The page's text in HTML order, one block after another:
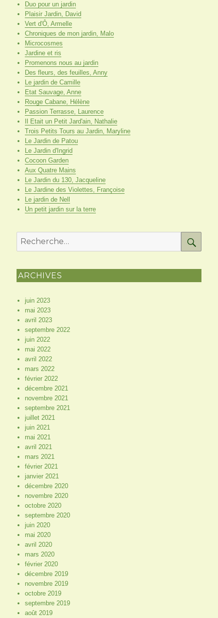
Duo pour un jardin
Plaisir Jardin, David
Vert d'Ô, Armelle
Chroniques de mon jardin, Malo
Microcosmes
Jardine et ris
Promenons nous au jardin
Des fleurs, des feuilles, Anny
Le jardin de Camille
Etat Sauvage, Anne
Rouge Cabane, Hélène
Passion Terrasse, Laurence
Il Etait un Petit Jard'ain, Nathalie
Trois Petits Tours au Jardin, Maryline
Le Jardin de Patou
Le Jardin d'Ingrid
Cocoon Garden
Aux Quatre Mains
Le Jardin du 130, Jacqueline
Le Jardine des Violettes, Françoise
Le jardin de Nell
Un petit jardin sur la terre
Recherche
pour
ARCHIVES
juin 2023
mai 2023
avril 2023
septembre 2022
juin 2022
mai 2022
avril 2022
mars 2022
février 2022
décembre 2021
novembre 2021
septembre 2021
juillet 2021
juin 2021
mai 2021
avril 2021
mars 2021
février 2021
janvier 2021
décembre 2020
novembre 2020
octobre 2020
septembre 2020
juin 2020
mai 2020
avril 2020
mars 2020
février 2020
décembre 2019
novembre 2019
octobre 2019
septembre 2019
août 2019